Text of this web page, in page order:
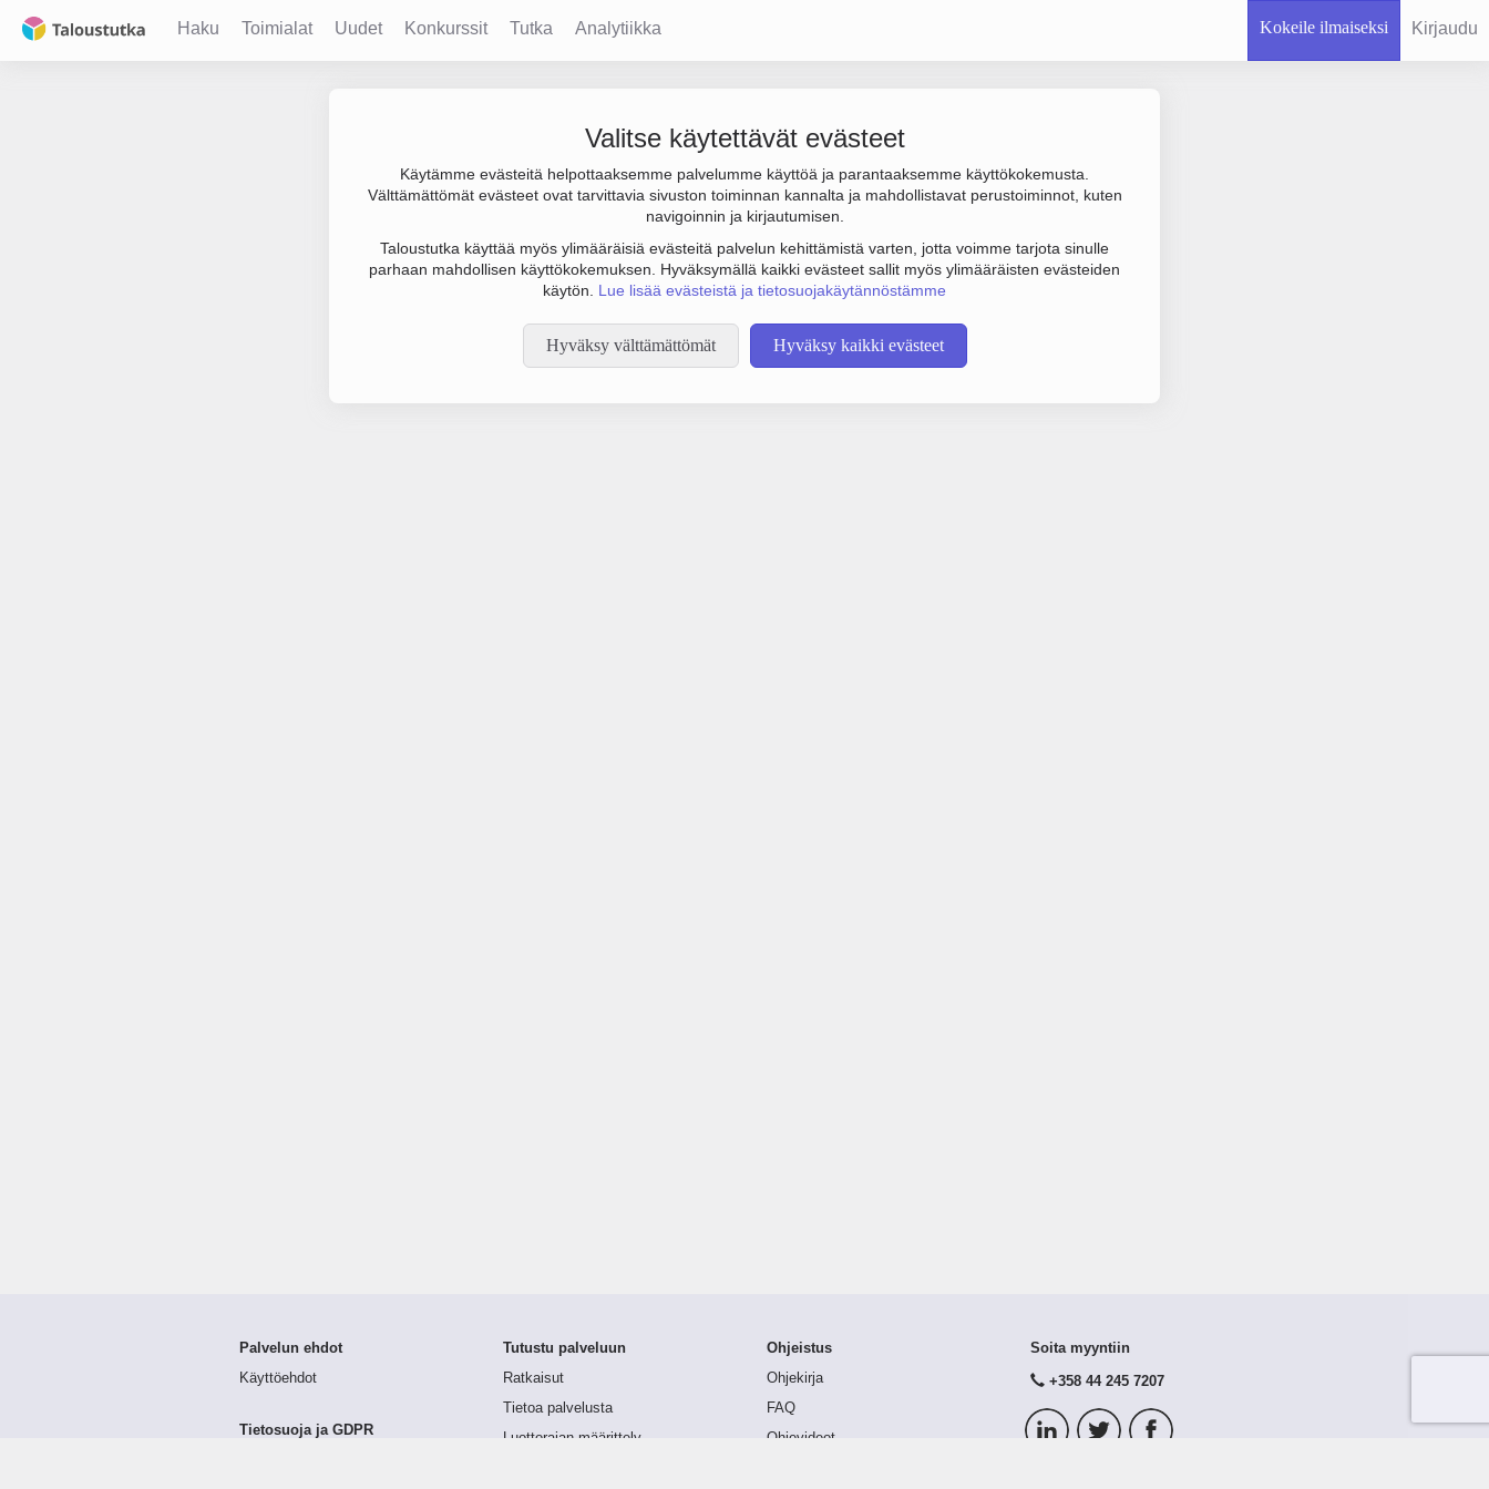
Haku Toimialat Uudet Konkurssit Tutka Analytiikka Kokeile ilmaiseksi Kirjaudu
Valitse käytettävät evästeet
Käytämme evästeitä helpottaaksemme palvelumme käyttöä ja parantaaksemme käyttökokemusta.
Välttämättömät evästeet ovat tarvittavia sivuston toiminnan kannalta ja mahdollistavat perustoiminnot, kuten
navigoinnin ja kirjautumisen.
Taloustutka käyttää myös ylimääräisiä evästeitä palvelun kehittämistä varten, jotta voimme tarjota sinulle
parhaan mahdollisen käyttökokemuksen. Hyväksymällä kaikki evästeet sallit myös ylimääräisten evästeiden
käytön. Lue lisää evästeistä ja tietosuojakäytännöstämme
Hyväksy välttämättömät Hyväksy kaikki evästeet
Joudumme käyttämään botinestovarmennusta sivustollamme. Suoritathan alla olevan varmistuksen.
Palvelun ehdot
Käyttöehdot
Tietosuoja ja GDPR
Tutustu palveluun
Ratkaisut
Tietoa palvelusta
Luottorajan määrittely
Ohjeistus
Ohjekirja
FAQ
Ohjevideot
Soita myyntiin
+358 44 245 7207